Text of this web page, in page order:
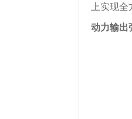
上实现
动力输出